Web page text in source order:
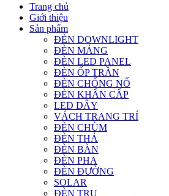
Trang chủ
Giới thiệu
Sản phẩm
ĐÈN DOWNLIGHT
ĐÈN MÁNG
ĐÈN LED PANEL
ĐÈN ỐP TRẦN
ĐÈN CHỐNG NỔ
ĐÈN KHẨN CẤP
LED DÂY
VÁCH TRANG TRÍ
ĐÈN CHÙM
ĐÈN THẢ
ĐÈN BÀN
ĐÈN PHA
ĐÈN ĐƯỜNG
SOLAR
ĐÈN TRỤ